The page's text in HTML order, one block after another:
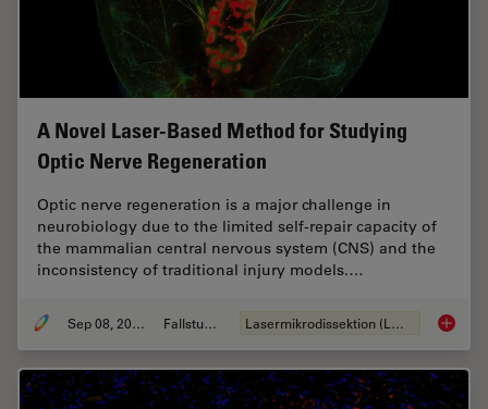
A Novel Laser-Based Method for Studying
Optic Nerve Regeneration
Optic nerve regeneration is a major challenge in
neurobiology due to the limited self-repair capacity of
the mammalian central nervous system (CNS) and the
inconsistency of traditional injury models.…
Sep 08, 2025 Fallstudie Lasermikrodissektion (LMD) A